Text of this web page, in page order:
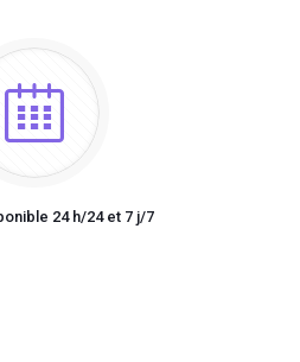
24 h/24 et 7 j/7